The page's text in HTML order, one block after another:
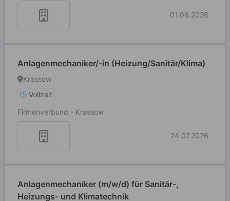
01.08.2026
Anlagenmechaniker/-in (Heizung/Sanitär/Klima)
Krassow
Vollzeit
Firmenverbund - Krassow
24.07.2026
Anlagenmechaniker (m/w/d) für Sanitär-,
Heizungs- und Klimatechnik